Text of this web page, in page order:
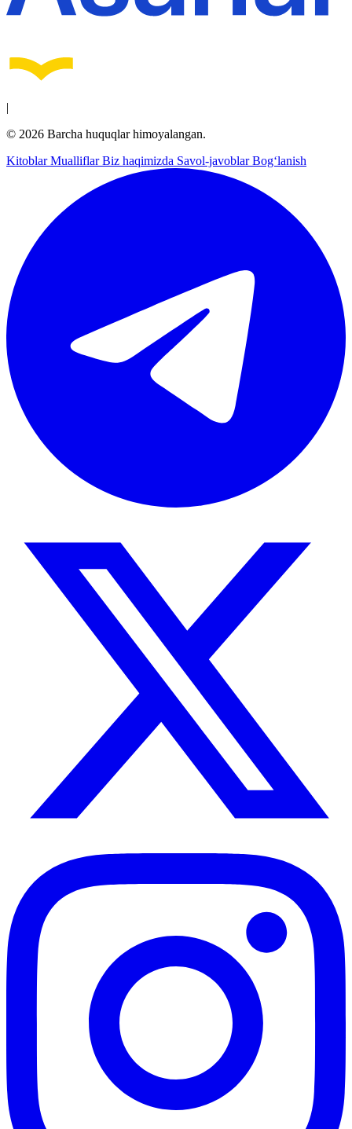
|
© 2026 Barcha huquqlar himoyalangan.
KitoblarMualliflarBiz haqimizda Savol-javoblarBog‘lanish